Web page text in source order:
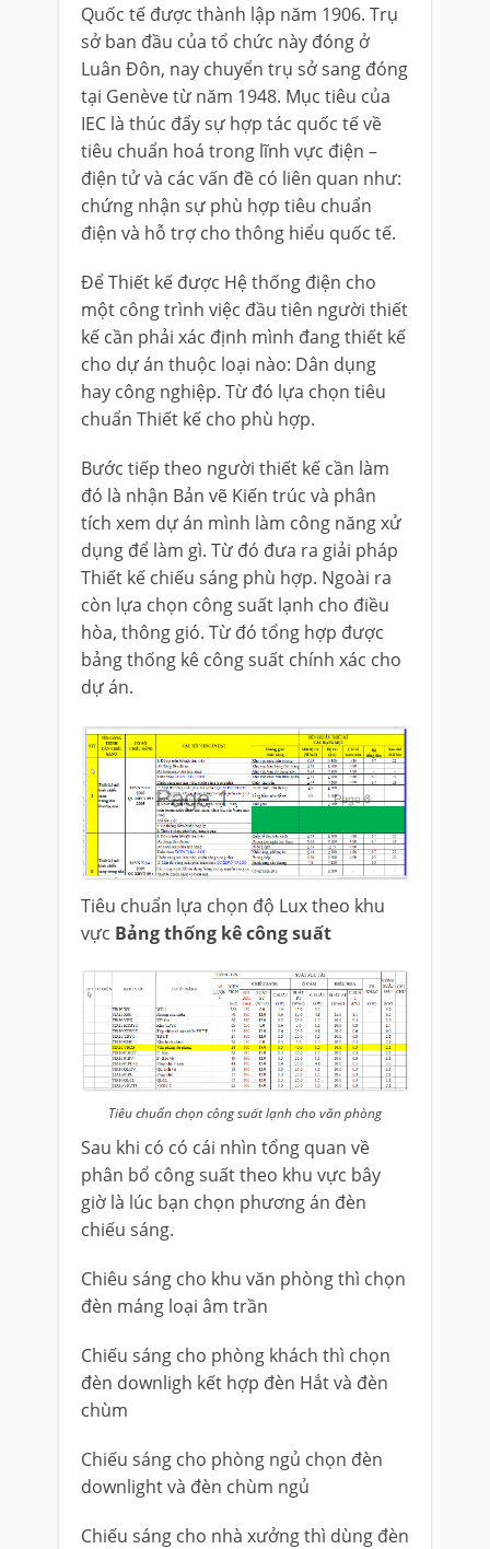
Quốc tế được thành lập năm 1906. Trụ
sở ban đầu của tổ chức này đóng ở
Luân Đôn, nay chuyển trụ sở sang đóng
tại Genève từ năm 1948. Mục tiêu của
IEC là thúc đẩy sự hợp tác quốc tế về
tiêu chuẩn hoá trong lĩnh vực điện –
điện tử và các vấn đề có liên quan như:
chứng nhận sự phù hợp tiêu chuẩn
điện và hỗ trợ cho thông hiểu quốc tế.
Để Thiết kế được Hệ thống điện cho
một công trình việc đầu tiên người thiết
kế cần phải xác định mình đang thiết kế
cho dự án thuộc loại nào: Dân dụng
hay công nghiệp. Từ đó lựa chọn tiêu
chuẩn Thiết kế cho phù hợp.
Bước tiếp theo người thiết kế cần làm
đó là nhận Bản vẽ Kiến trúc và phân
tích xem dự án mình làm công năng xử
dụng để làm gì. Từ đó đưa ra giải pháp
Thiết kế chiếu sáng phù hợp. Ngoài ra
còn lựa chọn công suất lạnh cho điều
hòa, thông gió. Từ đó tổng hợp được
bảng thống kê công suất chính xác cho
dự án.
Tiêu chuẩn lựa chọn độ Lux theo khu
vực Bảng thống kê công suất
Tiêu chuẩn chọn công suất lạnh cho văn phòng
Sau khi có có cái nhìn tổng quan về
phân bổ công suất theo khu vực bây
giờ là lúc bạn chọn phương án đèn
chiếu sáng.
Chiêu sáng cho khu văn phòng thì chọn
đèn máng loại âm trần
Chiếu sáng cho phòng khách thì chọn
đèn downligh kết hợp đèn Hắt và đèn
chùm
Chiếu sáng cho phòng ngủ chọn đèn
downlight và đèn chùm ngủ
Chiếu sáng cho nhà xưởng thì dùng đèn